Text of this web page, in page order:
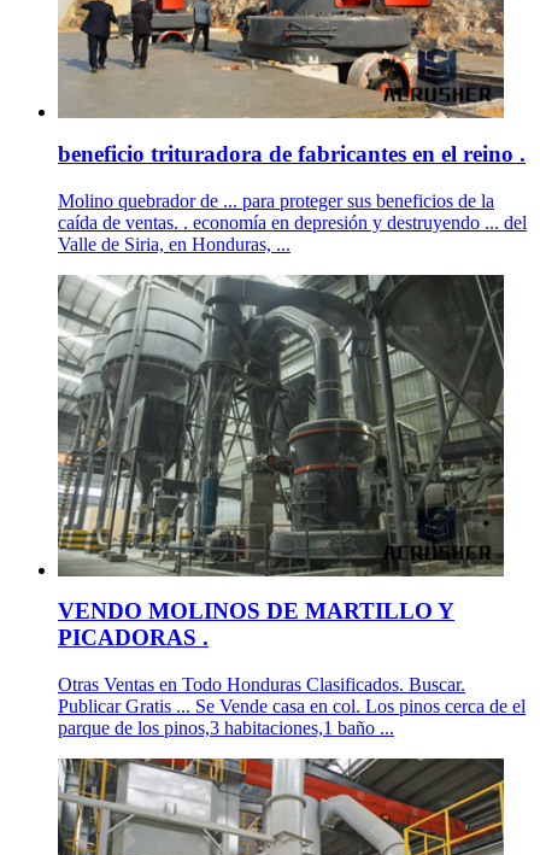
beneficio trituradora de fabricantes en el reino .
Molino quebrador de ... para proteger sus beneficios de la
caída de ventas. . economía en depresión y destruyendo ... del
Valle de Siria, en Honduras, ...
VENDO MOLINOS DE MARTILLO Y
PICADORAS .
Otras Ventas en Todo Honduras Clasificados. Buscar.
Publicar Gratis ... Se Vende casa en col. Los pinos cerca de el
parque de los pinos,3 habitaciones,1 baño ...